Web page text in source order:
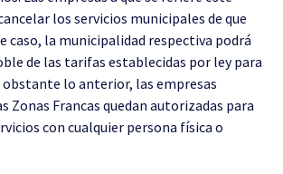
los servicios municipales de que
caso, la municipalidad respectiva podrá
de las tarifas establecidas por ley para
obstante lo anterior, las empresas
Zonas Francas quedan autorizadas para
con cualquier persona física o